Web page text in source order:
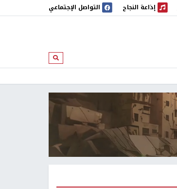
إذاعة النجاح
إذاعة النجاح التواصل الإجتماعي
ابحث